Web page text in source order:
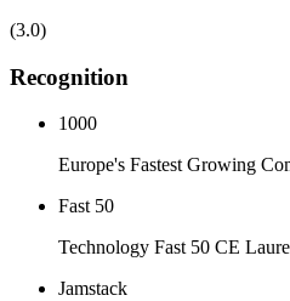
(3.0)
Recognition
1000
Europe's Fastest Growing
Fast 50
Technology Fast 50 CE
Jamstack